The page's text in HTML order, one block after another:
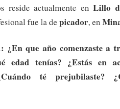
reside actualmente enLillo
fue la depicador, en
¿En que año comenzaste a
edad tenías? ¿Estás en
té prejubilaste?